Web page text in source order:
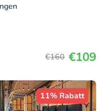
€160 €109
11% Rabatt